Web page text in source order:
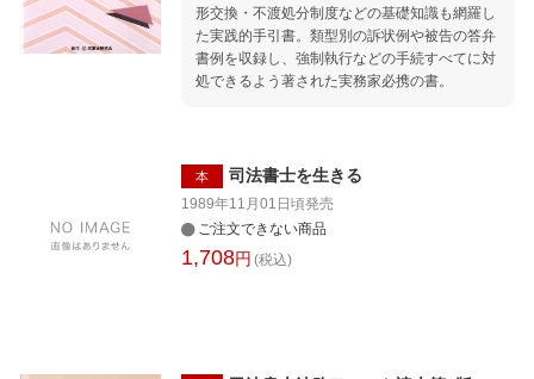
形交換・不渡処分制度などの基礎知識も網羅し
た実践的手引書。類型別の訴状例や被告の答弁
書例を収録し、強制執行などの手続すべてに対
処できるよう著された実務家必携の書。
本 司法書士を生きる
1989年11月01日頃発売
ご注文できない商品
1,708円 (税込)